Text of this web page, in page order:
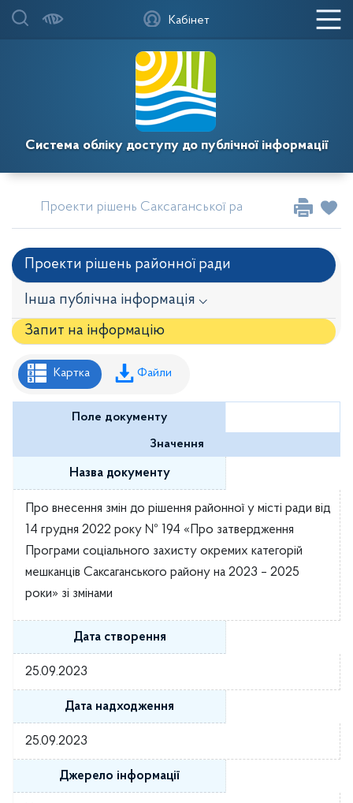
Система обліку доступу до публічної інформації
Кабінет
Проекти рішень Саксаганської районної у місті
Проекти рішень районної ради
Інша публічна інформація ⌵
Запит на iнформацію
Рішення районної ради
Рішення виконавчого комітету
Розпорядження районного голови
Регуляторні акти
Проекти рішень районної ради
Проєкти рішень виконавчого комітету
Картка Файли
Поле документу
Значення
Назва документу
Про внесення змін до рішення районної у місті ради від
14 грудня 2022 року № 194 «Про затвердження
Програми соціального захисту окремих категорій
мешканців Саксаганського району на 2023 – 2025
роки» зі змінами
Дата створення
25.09.2023
Дата надходження
25.09.2023
Джерело інформації